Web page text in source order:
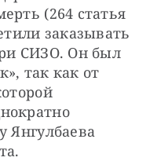
(264 статья
заказывать
СИЗО. Он был
так как от
Янгулбаева